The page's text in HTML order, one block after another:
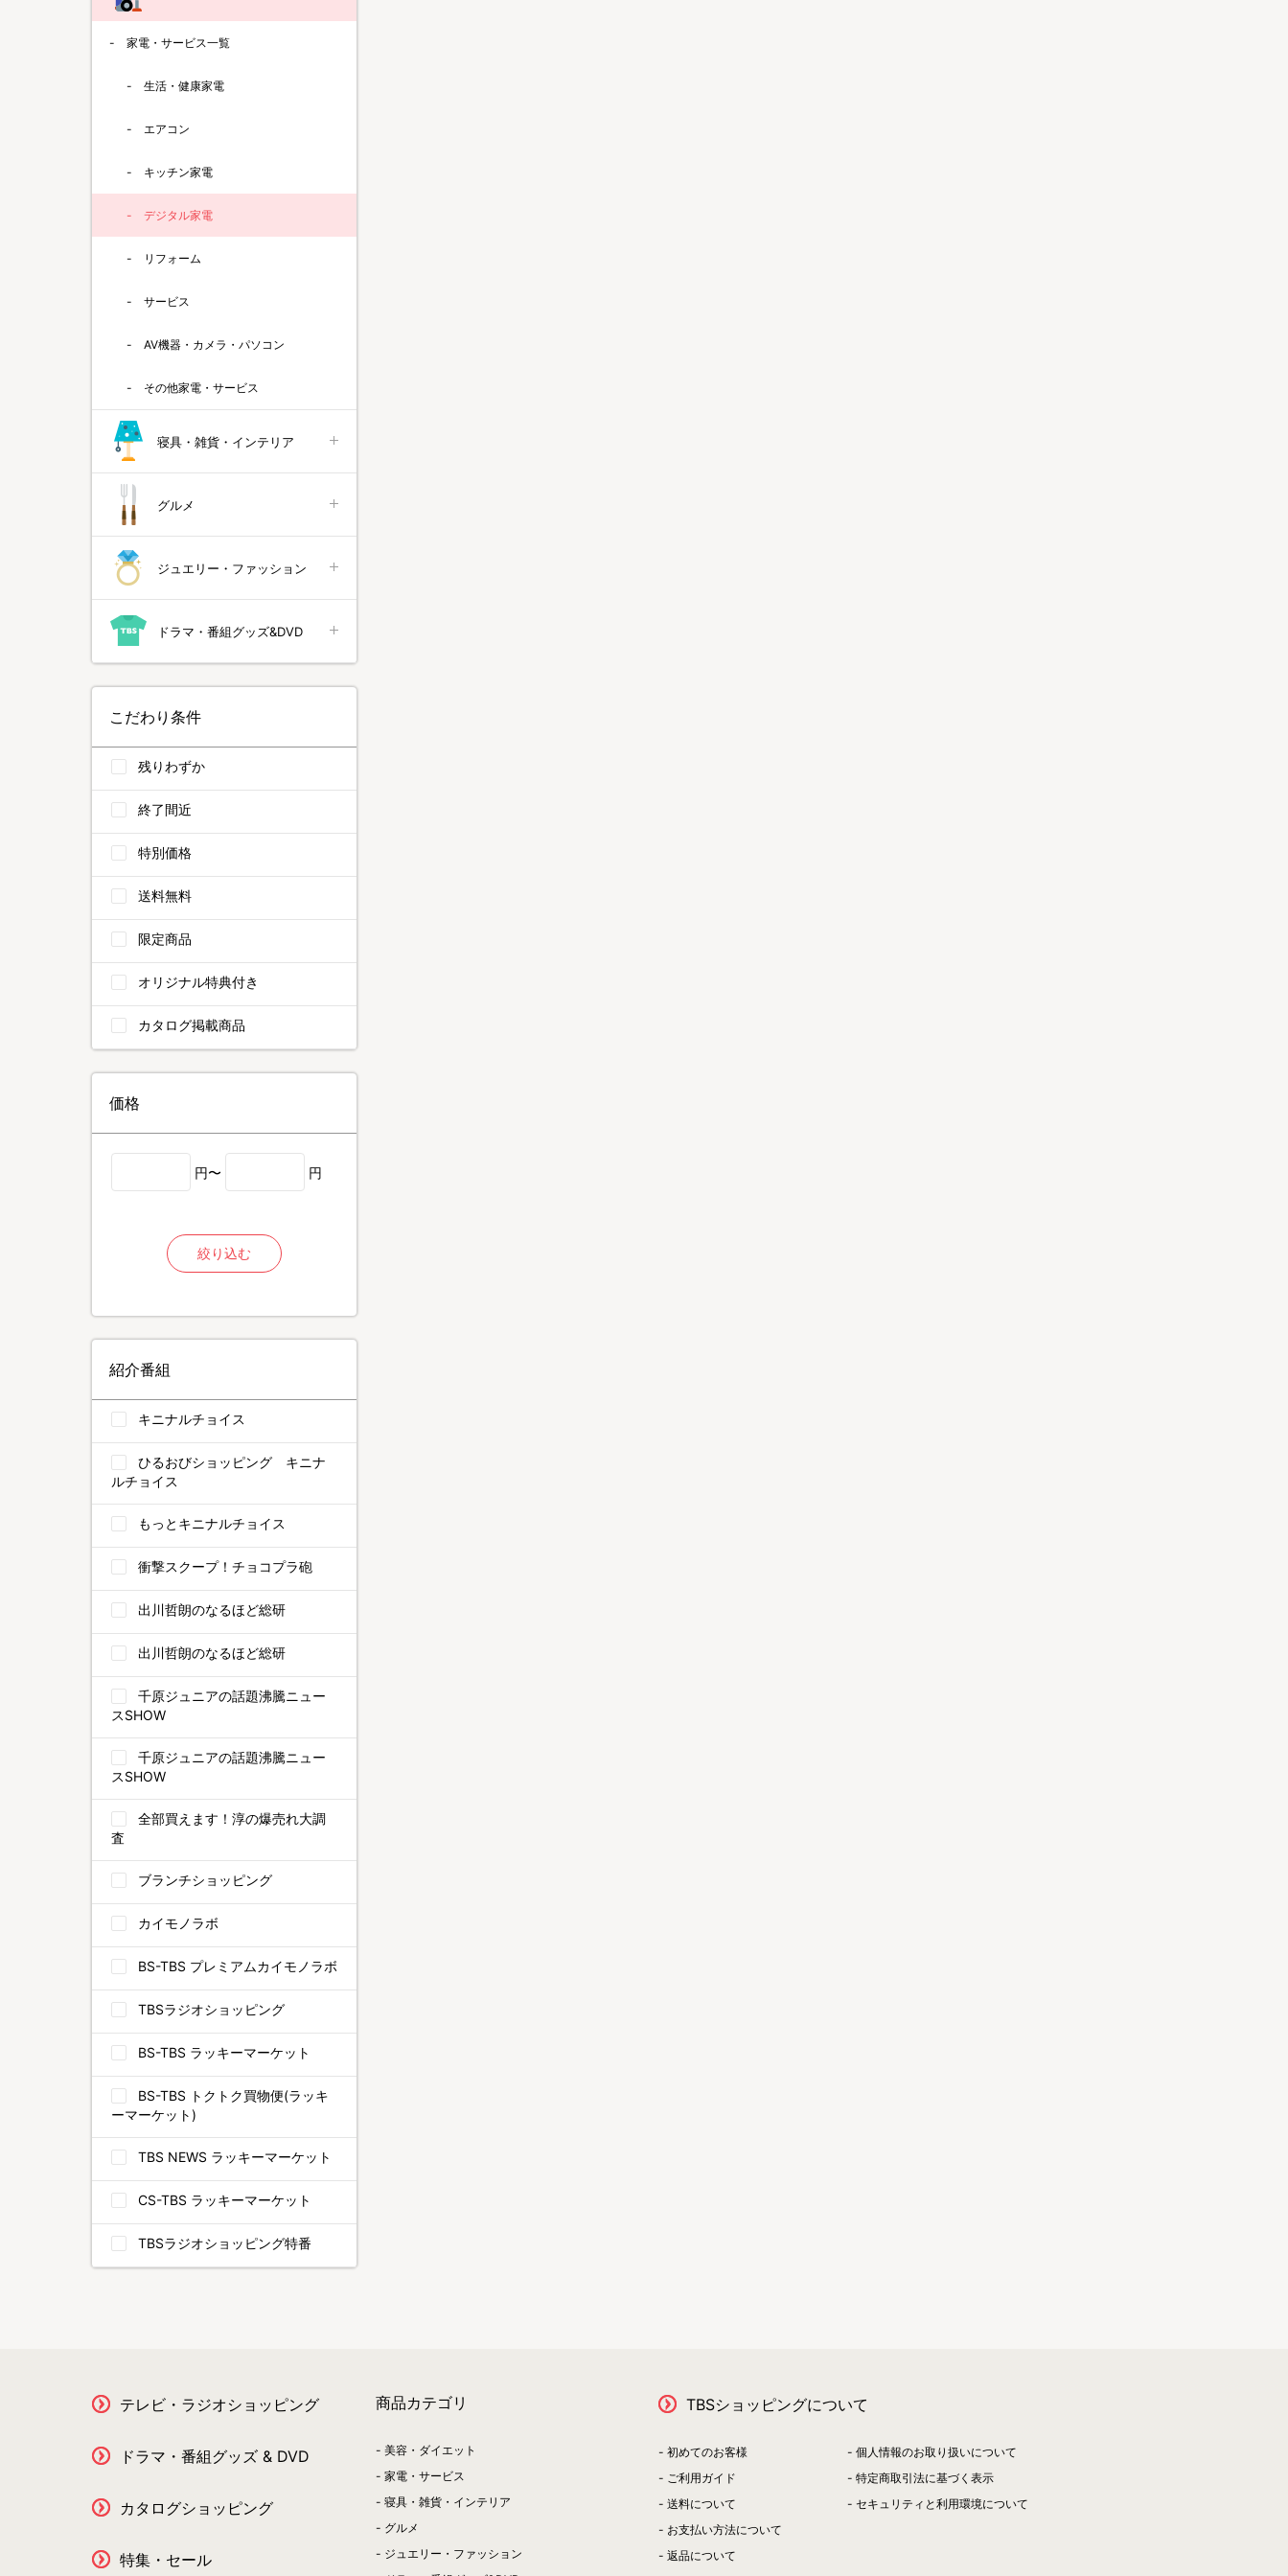
家電・サービス一覧
生活・健康家電
エアコン
キッチン家電
デジタル家電
リフォーム
サービス
AV機器・カメラ・パソコン
その他家電・サービス
寝具・雑貨・インテリア
グルメ
ジュエリー・ファッション
ドラマ・番組グッズ&DVD
こだわり条件
残りわずか
終了間近
特別価格
送料無料
限定商品
オリジナル特典付き
カタログ掲載商品
価格
円〜 円
絞り込む
紹介番組
キニナルチョイス
ひるおびショッピング キニナ
ルチョイス
もっとキニナルチョイス
衝撃スクープ！チョコプラ砲
出川哲朗のなるほど総研
出川哲朗のなるほど総研
千原ジュニアの話題沸騰ニュー
スSHOW
千原ジュニアの話題沸騰ニュー
スSHOW
全部買えます！淳の爆売れ大調
査
ブランチショッピング
カイモノラボ
BS-TBS プレミアムカイモノラボ
TBSラジオショッピング
BS-TBS ラッキーマーケット
BS-TBS トクトク買物便(ラッキ
ーマーケット)
TBS NEWS ラッキーマーケット
CS-TBS ラッキーマーケット
TBSラジオショッピング特番
テレビ・ラジオショッピング
ドラマ・番組グッズ & DVD
カタログショッピング
特集・セール
商品カテゴリ
美容・ダイエット
家電・サービス
寝具・雑貨・インテリア
グルメ
ジュエリー・ファッション
TBSショッピングについて
初めてのお客様
ご利用ガイド
送料について
お支払い方法について
返品について
個人情報のお取り扱いについて
特定商取引法に基づく表示
セキュリティと利用環境について